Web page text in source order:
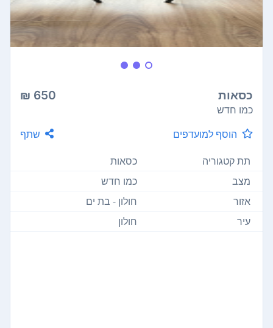
כסאות 650 ₪
כמו חדש
הוסף למועדפים
שתף
תת קטגוריה
כסאות
מצב
כמו חדש
אזור
חולון - בת ים
עיר
חולון